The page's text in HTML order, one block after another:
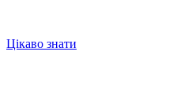
Цікаво знати